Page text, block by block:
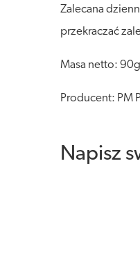
Zalecana
przekraczać
Masa netto:
Producent: PM
Napisz